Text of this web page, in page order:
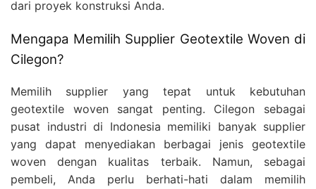
dari proyek konstruksi Anda.
Mengapa Memilih Supplier Geotextile Woven di
Cilegon?
Memilih supplier yang tepat untuk kebutuhan
geotextile woven sangat penting. Cilegon sebagai
pusat industri di Indonesia memiliki banyak supplier
yang dapat menyediakan berbagai jenis geotextile
woven dengan kualitas terbaik. Namun, sebagai
pembeli, Anda perlu berhati-hati dalam memilih